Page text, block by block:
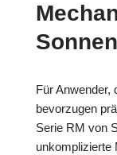
Für Anwender,
bevorzugen
Serie RM von
unkomplizierte